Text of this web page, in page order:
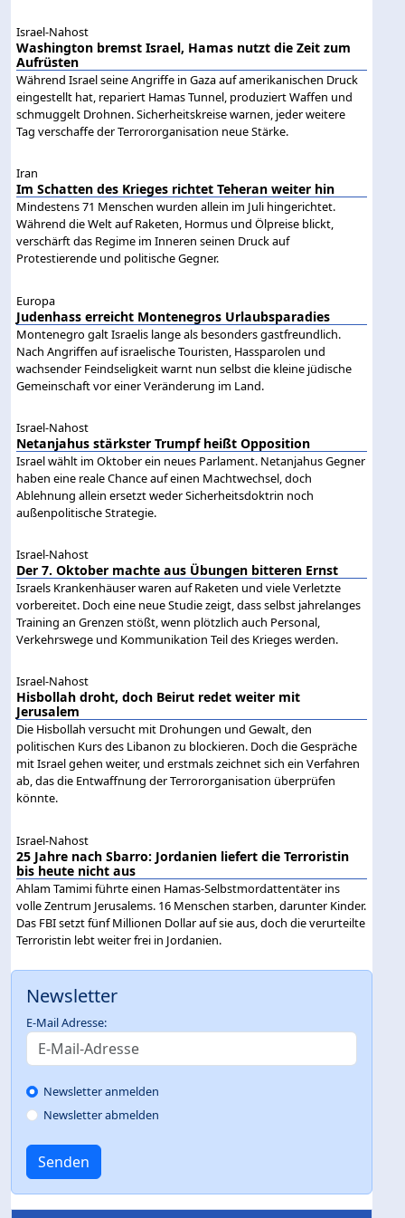
Israel-Nahost
Washington bremst Israel, Hamas nutzt die Zeit zum
Aufrüsten
Während Israel seine Angriffe in Gaza auf amerikanischen Druck
eingestellt hat, repariert Hamas Tunnel, produziert Waffen und
schmuggelt Drohnen. Sicherheitskreise warnen, jeder weitere
Tag verschaffe der Terrororganisation neue Stärke.
Iran
Im Schatten des Krieges richtet Teheran weiter hin
Mindestens 71 Menschen wurden allein im Juli hingerichtet.
Während die Welt auf Raketen, Hormus und Ölpreise blickt,
verschärft das Regime im Inneren seinen Druck auf
Protestierende und politische Gegner.
Europa
Judenhass erreicht Montenegros Urlaubsparadies
Montenegro galt Israelis lange als besonders gastfreundlich.
Nach Angriffen auf israelische Touristen, Hassparolen und
wachsender Feindseligkeit warnt nun selbst die kleine jüdische
Gemeinschaft vor einer Veränderung im Land.
Israel-Nahost
Netanjahus stärkster Trumpf heißt Opposition
Israel wählt im Oktober ein neues Parlament. Netanjahus Gegner
haben eine reale Chance auf einen Machtwechsel, doch
Ablehnung allein ersetzt weder Sicherheitsdoktrin noch
außenpolitische Strategie.
Israel-Nahost
Der 7. Oktober machte aus Übungen bitteren Ernst
Israels Krankenhäuser waren auf Raketen und viele Verletzte
vorbereitet. Doch eine neue Studie zeigt, dass selbst jahrelanges
Training an Grenzen stößt, wenn plötzlich auch Personal,
Verkehrswege und Kommunikation Teil des Krieges werden.
Israel-Nahost
Hisbollah droht, doch Beirut redet weiter mit
Jerusalem
Die Hisbollah versucht mit Drohungen und Gewalt, den
politischen Kurs des Libanon zu blockieren. Doch die Gespräche
mit Israel gehen weiter, und erstmals zeichnet sich ein Verfahren
ab, das die Entwaffnung der Terrororganisation überprüfen
könnte.
Israel-Nahost
25 Jahre nach Sbarro: Jordanien liefert die Terroristin
bis heute nicht aus
Ahlam Tamimi führte einen Hamas-Selbstmordattentäter ins
volle Zentrum Jerusalems. 16 Menschen starben, darunter Kinder.
Das FBI setzt fünf Millionen Dollar auf sie aus, doch die verurteilte
Terroristin lebt weiter frei in Jordanien.
Newsletter
E-Mail Adresse:
Newsletter anmelden
Newsletter abmelden
Senden